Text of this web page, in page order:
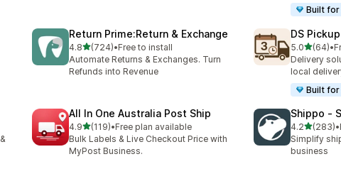
Built
Return Prime:Return & Exchange
4.85つ星中
(724)
合計レビュー数：724件
•Free to install
Automate Returns & Exchanges. Turn
Refunds into Revenue
DS
5.05つ星中
(64)
合計レビュ
•
Delivery
local
Built
All In One Australia Post Ship
4.95つ星中
(119)
合計レビュー数：119件
•Free plan available
Bulk Labels & Live Checkout Price with
MyPost Business.
Shippo ‑
4.25つ星中
(283)
合計レビュ•
Simplify
business